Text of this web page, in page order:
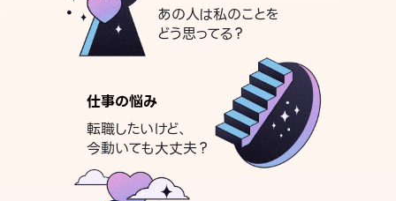
あの人は私のことを
どう思ってる？
仕事の悩み
転職したいけど、
今動いても大丈夫？